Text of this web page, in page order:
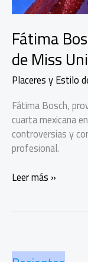
Fátima
de Miss
Placeres y Estilo
Fátima Bosch,
cuarta mexicana
controversias y
profesional.
Fátima
de
Leer más »